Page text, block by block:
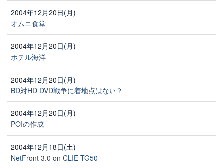
2004年12月20日(月)
オムニ食堂
2004年12月20日(月)
ホテル海洋
2004年12月20日(月)
BD対HD DVD戦争に着地点はない？
2004年12月20日(月)
POIの作成
2004年12月18日(土)
NetFront 3.0 on CLIE TG50